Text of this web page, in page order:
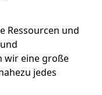
Ressourcen und
wir eine große
jedes